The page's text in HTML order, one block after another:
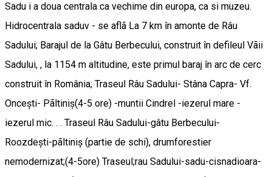
Sadu i a doua centrala ca vechime din europa, ca si muzeu.
Hidrocentrala saduv - se aflã La 7 km în amonte de Râu
Sadului; Barajul de la Gâtu Berbecului, construit în defileul Vãii
Sadului, , la 1154 m altitudine, este primul baraj în arc de cerc
construit în România; Traseul Râu Sadului- Stâna Capra- Vf.
Oncești- Pãltiniș(4-5 ore) -muntii Cindrel -iezerul mare -
iezerul mic. . . Traseul Râu Sadului-gâtu Berbecului-
Roozdești-pãltiniș (partie de schi), drumforestier
nemodernizat;(4-5ore) Traseul;rau Sadului-sadu-cisnadioara-